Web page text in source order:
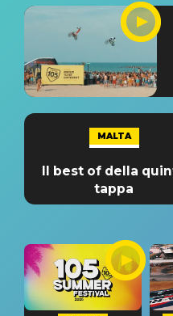
MALTA
Il best of della
tappa